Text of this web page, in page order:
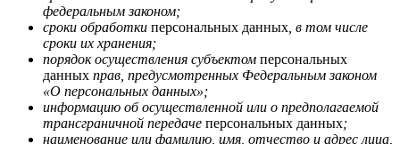
федеральным законом;
сроки обработки персональных данных , в том числе
сроки их хранения;
порядок осуществления субъектом персональных
данных прав, предусмотренных Федеральным законом
«О персональных данных»;
информацию об осуществленной или о предполагаемой
трансграничной передаче персональных данных;
наименование или фамилию, имя, отчество и адрес лица,